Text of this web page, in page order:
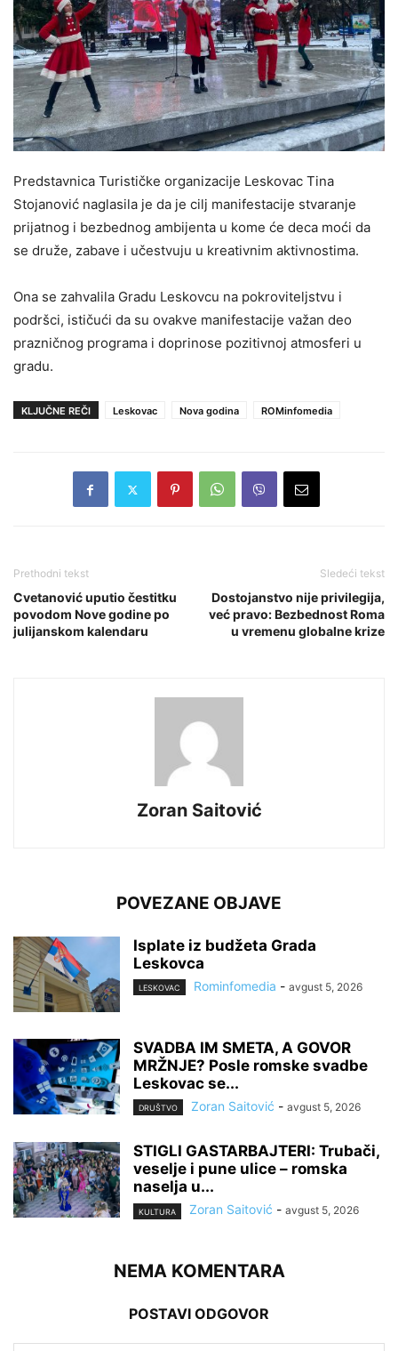
Predstavnica Turističke organizacije Leskovac Tina
Stojanović naglasila je da je cilj manifestacije stvaranje
prijatnog i bezbednog ambijenta u kome će deca moći da
se druže, zabave i učestvuju u kreativnim aktivnostima.
Ona se zahvalila Gradu Leskovcu na pokroviteljstvu i
podršci, ističući da su ovakve manifestacije važan deo
prazničnog programa i doprinose pozitivnoj atmosferi u
gradu.
KLJUČNE REČI Leskovac Nova godina ROMinfomedia
Prethodni tekst
Cvetanović uputio čestitku
povodom Nove godine po
julijanskom kalendaru
Sledeći tekst
Dostojanstvo nije privilegija,
već pravo: Bezbednost Roma
u vremenu globalne krize
Zoran Saitović
POVEZANE OBJAVE
Isplate iz budžeta Grada
Leskovca
LESKOVAC Rominfomedia - avgust 5, 2026
SVADBA IM SMETA, A GOVOR
MRŽNJE? Posle romske svadbe
Leskovac se...
DRUŠTVO Zoran Saitović - avgust 5, 2026
STIGLI GASTARBAJTERI: Trubači,
veselje i pune ulice – romska
naselja u...
KULTURA Zoran Saitović - avgust 5, 2026
NEMA KOMENTARA
POSTAVI ODGOVOR